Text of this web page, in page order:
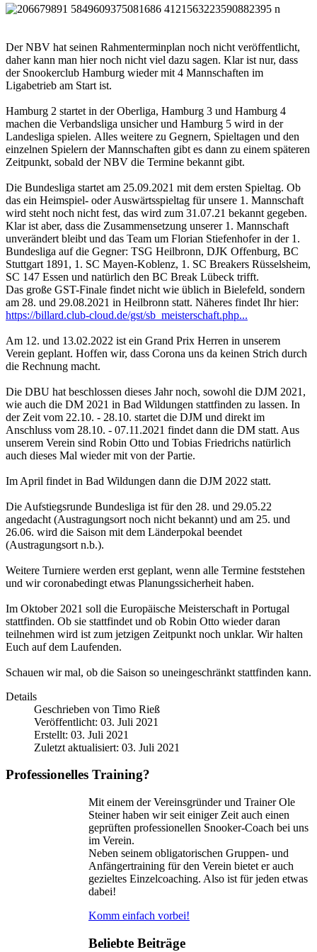
Der NBV hat seinen Rahmenterminplan noch nicht veröffentlicht,
daher kann man hier noch nicht viel dazu sagen. Klar ist nur, dass
der Snookerclub Hamburg wieder mit 4 Mannschaften im
Ligabetrieb am Start ist.
Hamburg 2 startet in der Oberliga, Hamburg 3 und Hamburg 4
machen die Verbandsliga unsicher und Hamburg 5 wird in der
Landesliga spielen. Alles weitere zu Gegnern, Spieltagen und den
einzelnen Spielern der Mannschaften gibt es dann zu einem späteren
Zeitpunkt, sobald der NBV die Termine bekannt gibt.
Die Bundesliga startet am 25.09.2021 mit dem ersten Spieltag. Ob
das ein Heimspiel- oder Auswärtsspieltag für unsere 1. Mannschaft
wird steht noch nicht fest, das wird zum 31.07.21 bekannt gegeben.
Klar ist aber, dass die Zusammensetzung unserer 1. Mannschaft
unverändert bleibt und das Team um Florian Stiefenhofer in der 1.
Bundesliga auf die Gegner: TSG Heilbronn, DJK Offenburg, BC
Stuttgart 1891, 1. SC Mayen-Koblenz, 1. SC Breakers Rüsselsheim,
SC 147 Essen und natürlich den BC Break Lübeck trifft.
Das große GST-Finale findet nicht wie üblich in Bielefeld, sondern
am 28. und 29.08.2021 in Heilbronn statt. Näheres findet Ihr hier:
https://billard.club-cloud.de/gst/sb_meisterschaft.php...
Am 12. und 13.02.2022 ist ein Grand Prix Herren in unserem
Verein geplant. Hoffen wir, dass Corona uns da keinen Strich durch
die Rechnung macht.
Die DBU hat beschlossen dieses Jahr noch, sowohl die DJM 2021,
wie auch die DM 2021 in Bad Wildungen stattfinden zu lassen. In
der Zeit vom 22.10. - 28.10. startet die DJM und direkt im
Anschluss vom 28.10. - 07.11.2021 findet dann die DM statt. Aus
unserem Verein sind Robin Otto und Tobias Friedrichs natürlich
auch dieses Mal wieder mit von der Partie.
Im April findet in Bad Wildungen dann die DJM 2022 statt.
Die Aufstiegsrunde Bundesliga ist für den 28. und 29.05.22
angedacht (Austragungsort noch nicht bekannt) und am 25. und
26.06. wird die Saison mit dem Länderpokal beendet
(Austragungsort n.b.).
Weitere Turniere werden erst geplant, wenn alle Termine feststehen
und wir coronabedingt etwas Planungssicherheit haben.
Im Oktober 2021 soll die Europäische Meisterschaft in Portugal
stattfinden. Ob sie stattfindet und ob Robin Otto wieder daran
teilnehmen wird ist zum jetzigen Zeitpunkt noch unklar. Wir halten
Euch auf dem Laufenden.
Schauen wir mal, ob die Saison so uneingeschränkt stattfinden kann.
Details
Geschrieben von Timo Rieß
Veröffentlicht: 03. Juli 2021
Erstellt: 03. Juli 2021
Zuletzt aktualisiert: 03. Juli 2021
Professionelles Training?
Mit einem der Vereinsgründer und Trainer Ole
Steiner haben wir seit einiger Zeit auch einen
geprüften professionellen Snooker-Coach bei uns
im Verein.
Neben seinem obligatorischen Gruppen- und
Anfängertraining für den Verein bietet er auch
gezieltes Einzelcoaching. Also ist für jeden etwas
dabei!
Komm einfach vorbei!
Beliebte Beiträge